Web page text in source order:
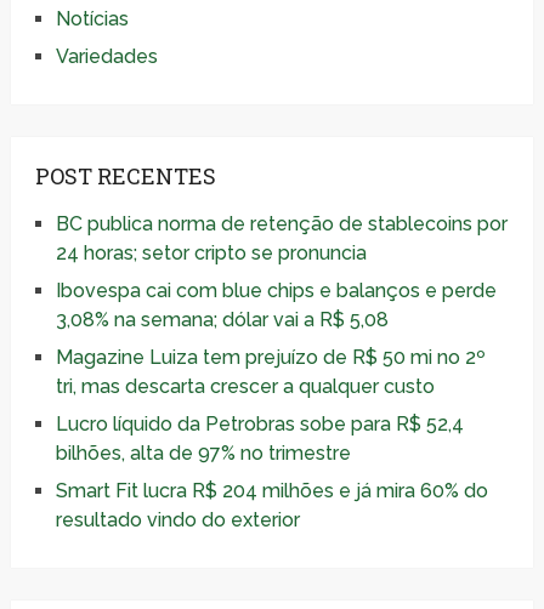
Notícias
Variedades
POST RECENTES
BC publica norma de retenção de stablecoins por
24 horas; setor cripto se pronuncia
Ibovespa cai com blue chips e balanços e perde
3,08% na semana; dólar vai a R$ 5,08
Magazine Luiza tem prejuízo de R$ 50 mi no 2º
tri, mas descarta crescer a qualquer custo
Lucro líquido da Petrobras sobe para R$ 52,4
bilhões, alta de 97% no trimestre
Smart Fit lucra R$ 204 milhões e já mira 60% do
resultado vindo do exterior